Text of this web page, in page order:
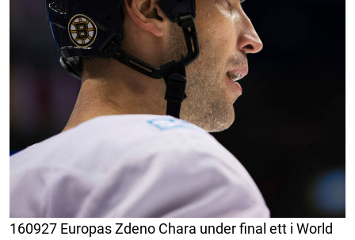
160927 Europas Zdeno Chara under final ett i World